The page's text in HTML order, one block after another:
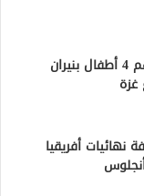
إصابة 9 فلسطينيين بينهم 4 أطفال بنيران
نهائيات أفريقيا